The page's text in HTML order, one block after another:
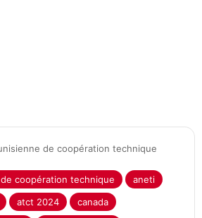
de coopération technique
coopération technique
aneti
atct 2024
canada